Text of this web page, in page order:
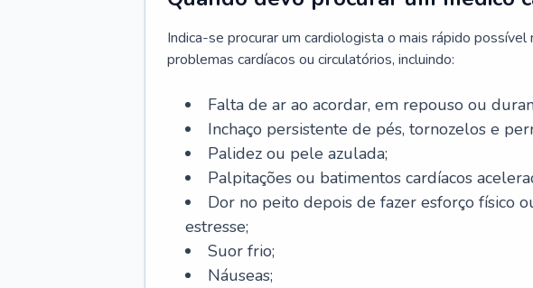
Indica-se procurar um cardiologista o mais rápido
problemas cardíacos ou circulatórios, incluindo:
Falta de ar ao acordar, em repouso ou
Inchaço persistente de pés, tornozelos e
Palidez ou pele azulada;
Palpitações ou batimentos cardíacos
Dor no peito depois de fazer esforço físico
estresse;
Suor frio;
Náuseas;